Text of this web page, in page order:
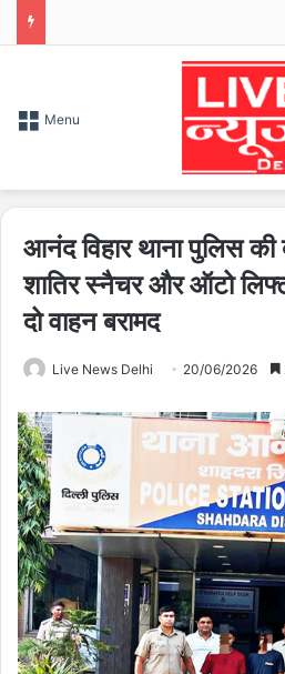
Menu
आनंद विहार थाना पुलिस
शातिर स्नैचर और ऑटो
दो वाहन बरामद
Live News Delhi 20/06/2026